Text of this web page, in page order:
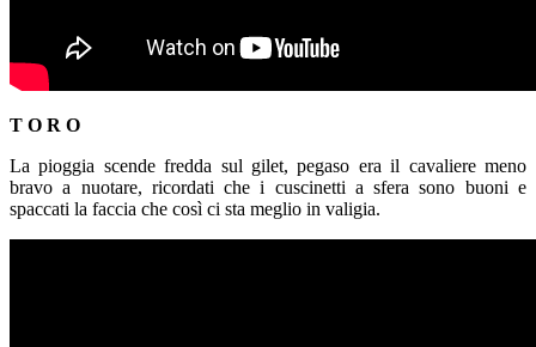
T O R O
La pioggia scende fredda sul gilet, pegaso era il cavaliere meno
bravo a nuotare, ricordati che i cuscinetti a sfera sono buoni e
spaccati la faccia che così ci sta meglio in valigia.